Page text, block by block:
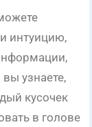
интуицию,
узнаете,
кусочек
в голове